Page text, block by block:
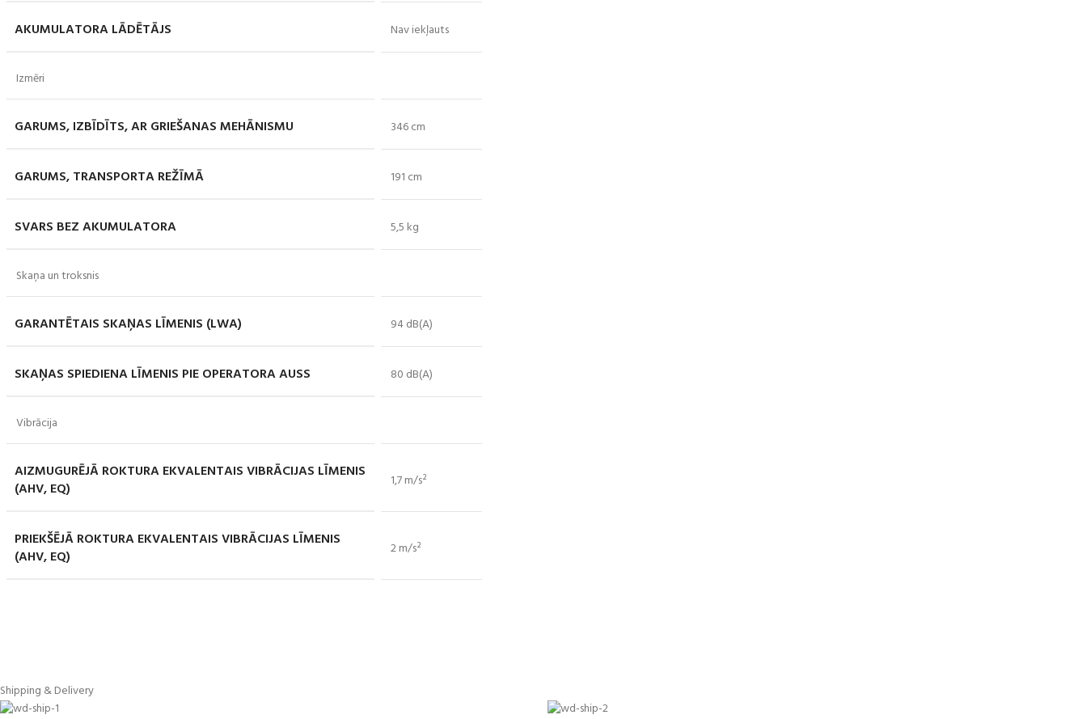
AKUMULATORA LĀDĒTĀJS Nav iekļauts
Izmēri
GARUMS, IZBĪDĪTS, AR GRIEŠANAS MEHĀNISMU 346 cm
GARUMS, TRANSPORTA REŽĪMĀ 191 cm
SVARS BEZ AKUMULATORA 5,5 kg
Skaņa un troksnis
GARANTĒTAIS SKAŅAS LĪMENIS (LWA) 94 dB(A)
SKAŅAS SPIEDIENA LĪMENIS PIE OPERATORA AUSS 80 dB(A)
Vibrācija
AIZMUGURĒJĀ ROKTURA EKVALENTAIS VIBRĀCIJAS LĪMENIS
(AHV, EQ)
1,7 m/s²
PRIEKŠĒJĀ ROKTURA EKVALENTAIS VIBRĀCIJAS LĪMENIS
(AHV, EQ)
2 m/s²
Shipping & Delivery